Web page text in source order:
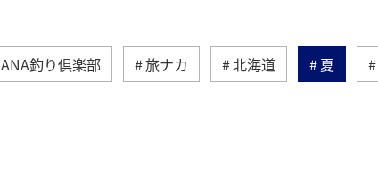
ANA釣り倶楽部 旅ナカ 北海道 夏